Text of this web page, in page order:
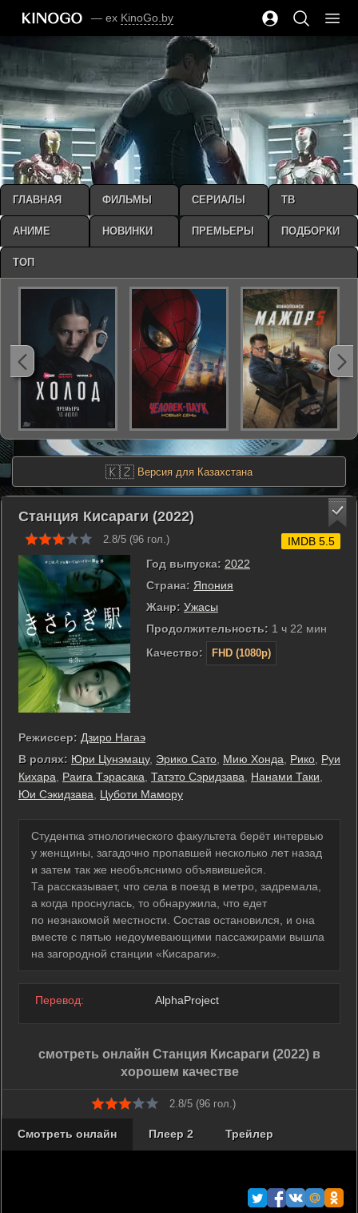
— ex KinoGo.by
🇰🇿 Версия для Казахстана
Станция Кисараги (2022)
2.8/5 (96 гол.)
Год выпуска: 2022
Страна: Япония
Жанр: Ужасы
Продолжительность: 1 ч 22 мин
Качество:
FHD (1080p)
IMDB 5.5
Режиссер: Дзиро Нагаэ
В ролях: Юри Цунэмацу, Эрико Сато Мию Хонда Рико Руи
Кихара
Раига Тэрасака Татэто Сэридзава Нанами Таки
Юи Сэкидзава
Цуботи Мамору
Студентка этнологического факультета берёт интервью
у женщины, загадочно пропавшей несколько лет назад
и затем так же необъяснимо объявившейся.
Та рассказывает, что села в поезд в метро, задремала,
а когда проснулась, то обнаружила, что едет
по незнакомой местности. Состав остановился, и она
вместе с пятью недоумевающими пассажирами вышла
на загородной станции «Кисараги».
Перевод: AlphaProject
смотреть онлайн Станция Кисараги (2022) в
хорошем качестве
2.8/5 (96 гол.)
Смотреть онлайн Плеер 2 Трейлер
ГЛАВНАЯ ФИЛЬМЫ СЕРИАЛЫ ТВ
АНИМЕ НОВИНКИ ПРЕМЬЕРЫ ПОДБОРКИ
ТОП